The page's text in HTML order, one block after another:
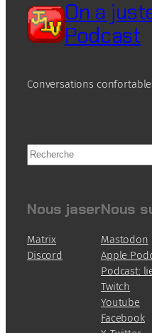
On a
Podcast
Conversations
R
e
e
c
h
Nous jaser
Matrix
Discord
Nous
Mastodon
Apple
Podcast:
Twitch
Youtube
Facebook